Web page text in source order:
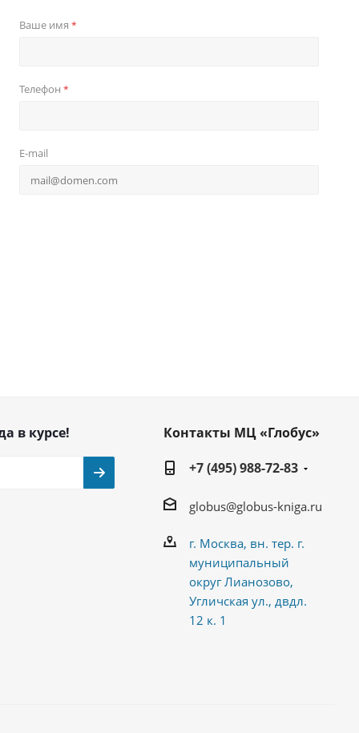
Ваше имя *
Телефон *
E-mail
в курсе!
Контакты МЦ «Глобус»
+7 (495) 988-72-83
globus@globus-kniga.ru
г. Москва, вн. тер. г.
муниципальный
округ Лианозово,
Угличская ул., двдл.
12 к. 1